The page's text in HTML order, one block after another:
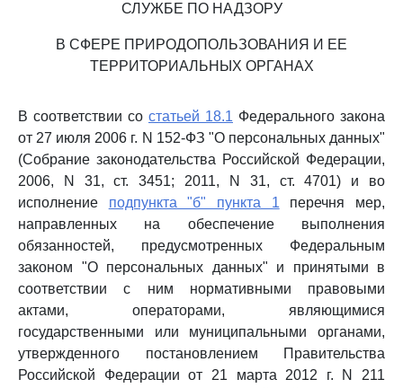
СЛУЖБЕ ПО НАДЗОРУ
В СФЕРЕ ПРИРОДОПОЛЬЗОВАНИЯ И ЕЕ
ТЕРРИТОРИАЛЬНЫХ ОРГАНАХ
В соответствии со статьей 18.1 Федерального закона
от 27 июля 2006 г. N 152-ФЗ "О персональных данных"
(Собрание законодательства Российской Федерации,
2006, N 31, ст. 3451; 2011, N 31, ст. 4701) и во
исполнение подпункта "б" пункта 1 перечня мер,
направленных на обеспечение выполнения
обязанностей, предусмотренных Федеральным
законом "О персональных данных" и принятыми в
соответствии с ним нормативными правовыми
актами, операторами, являющимися
государственными или муниципальными органами,
утвержденного постановлением Правительства
Российской Федерации от 21 марта 2012 г. N 211